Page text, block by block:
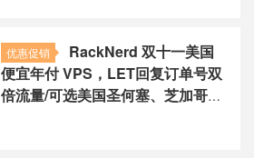
优惠促销
RackNerd 双十一美国
便宜年付 VPS，LET回复订单号双
倍流量/可选美国圣何塞、芝加哥、